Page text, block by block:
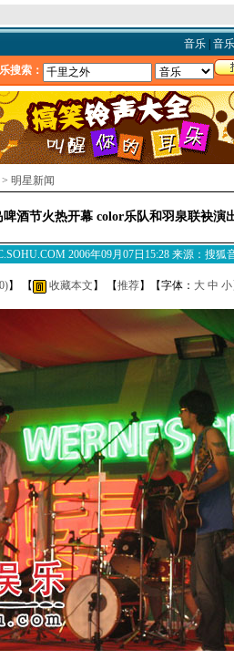
音乐| 音
搜索：
> 明星新闻
啤酒节火热开幕 color乐队和羽泉联袂演
2006年09月07日15:28 来源：搜狐
0)】 【 收藏本文 】 【推荐】【字体： 大 中 小